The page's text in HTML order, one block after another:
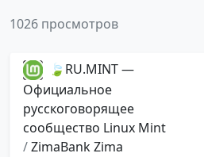
1026 просмотров
🍃RU.MINT —
Официальное
русскоговорящее
сообщество Linux Mint
/ZimaBank Zima